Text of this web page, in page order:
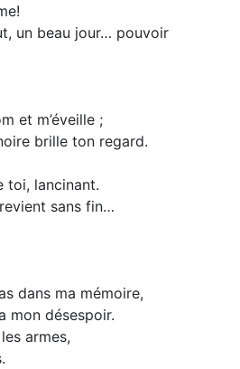
un beau jour… pouvoir
et m’éveille ;
brille ton regard.
toi, lancinant.
sans fin…
dans ma mémoire,
mon désespoir.
armes,